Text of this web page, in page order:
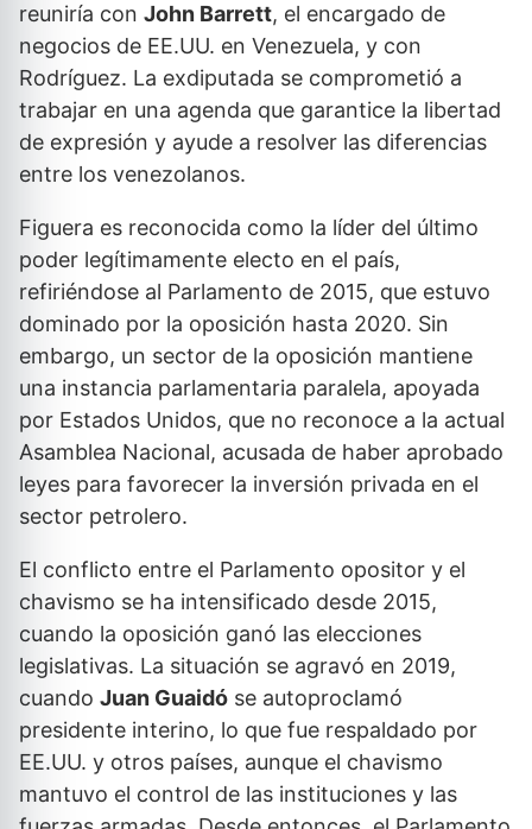
reuniría con John Barrett, el encargado de
negocios de EE.UU. en Venezuela, y con
Rodríguez. La exdiputada se comprometió a
trabajar en una agenda que garantice la libertad
de expresión y ayude a resolver las diferencias
entre los venezolanos.
Figuera es reconocida como la líder del último
poder legítimamente electo en el país,
refiriéndose al Parlamento de 2015, que estuvo
dominado por la oposición hasta 2020. Sin
embargo, un sector de la oposición mantiene
una instancia parlamentaria paralela, apoyada
por Estados Unidos, que no reconoce a la actual
Asamblea Nacional, acusada de haber aprobado
leyes para favorecer la inversión privada en el
sector petrolero.
El conflicto entre el Parlamento opositor y el
chavismo se ha intensificado desde 2015,
cuando la oposición ganó las elecciones
legislativas. La situación se agravó en 2019,
cuando Juan Guaidó se autoproclamó
presidente interino, lo que fue respaldado por
EE.UU. y otros países, aunque el chavismo
mantuvo el control de las instituciones y las